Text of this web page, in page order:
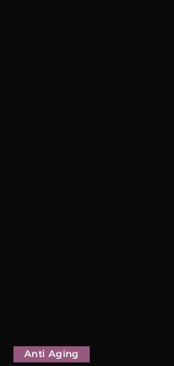
Anti Aging